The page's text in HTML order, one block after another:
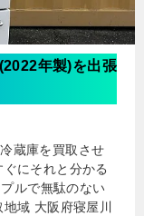
年製)を出張
蔵庫を買取させ
にそれと分かる
ルで無駄のない
域 大阪府寝屋川